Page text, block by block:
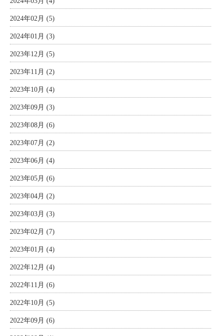
2024年02月 (5)
2024年01月 (3)
2023年12月 (5)
2023年11月 (2)
2023年10月 (4)
2023年09月 (3)
2023年08月 (6)
2023年07月 (2)
2023年06月 (4)
2023年05月 (6)
2023年04月 (2)
2023年03月 (3)
2023年02月 (7)
2023年01月 (4)
2022年12月 (4)
2022年11月 (6)
2022年10月 (5)
2022年09月 (6)